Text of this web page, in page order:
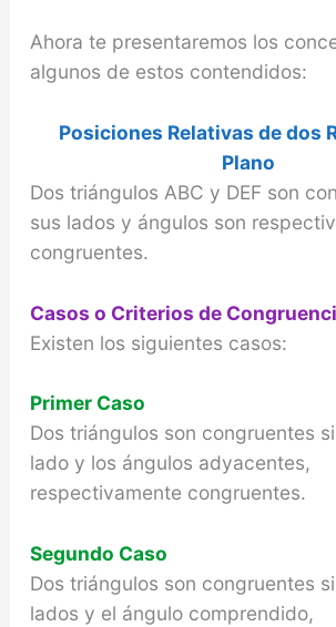
Ahora te presentaremos los
algunos de estos contendidos:
Posiciones Relativas de dos
Plano
Dos triángulos ABC y DEF son
sus lados y ángulos son
congruentes.
Casos o Criterios de
Existen los siguientes casos:
Primer Caso
Dos triángulos son congruentes
lado y los ángulos adyacentes,
respectivamente congruentes.
Segundo Caso
Dos triángulos son congruentes
lados y el ángulo comprendido,